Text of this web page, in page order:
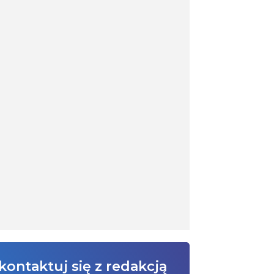
się z redakcją